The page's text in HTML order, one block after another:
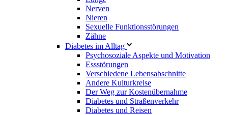
Nerven
Nieren
Sexuelle Funktionsstörungen
Zähne
Diabetes im Alltag
Psychosoziale Aspekte und Motivation
Essstörungen
Verschiedene Lebensabschnitte
Andere Kulturkreise
Der Weg zur Kostenübernahme
Diabetes und Straßenverkehr
Diabetes und Reisen